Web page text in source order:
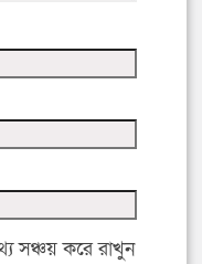
সঞ্চয় করে রাখুন